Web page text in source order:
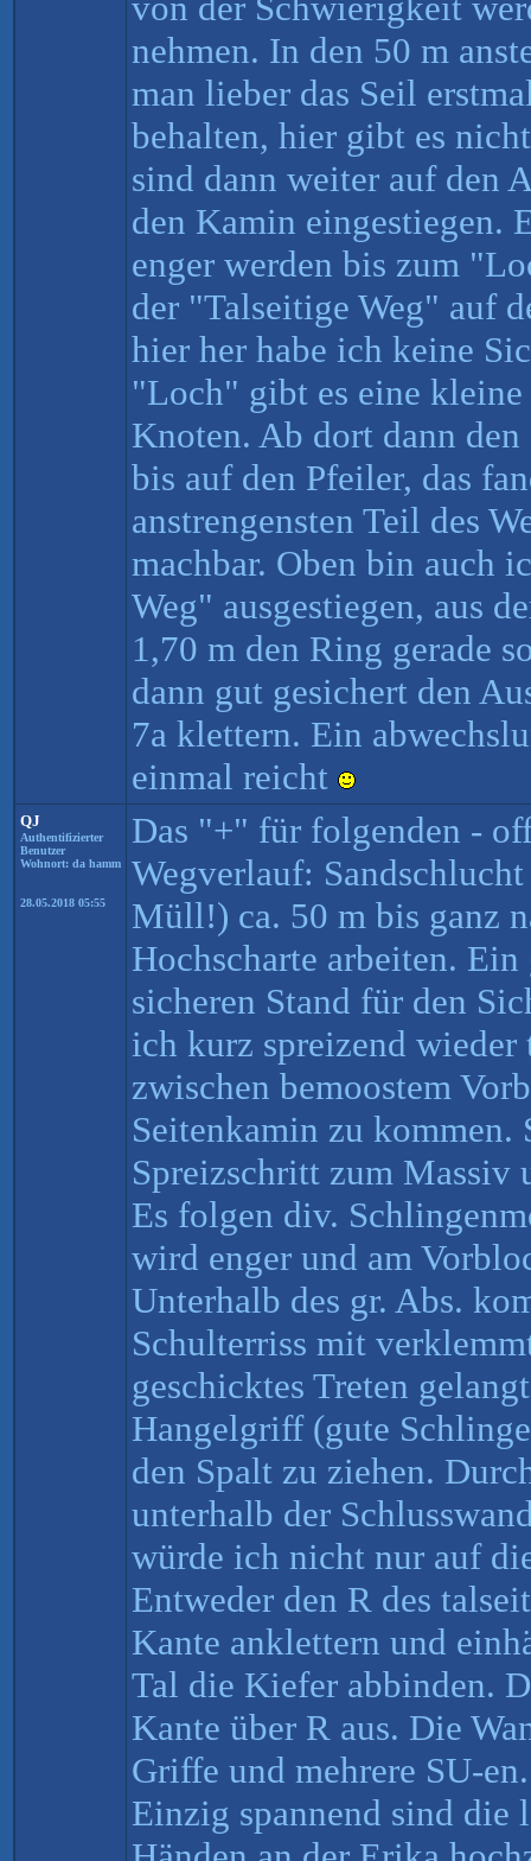
nehmen. In den 50 m
man lieber das Seil
behalten, hier gibt es
sind dann weiter auf den
den Kamin eingestiegen.
enger werden bis zum
der "Talseitige Weg" auf
hier her habe ich keine
"Loch" gibt es eine kleine
Knoten. Ab dort dann
bis auf den Pfeiler, das
anstrengensten Teil des
machbar. Oben bin auch
Weg" ausgestiegen, aus
1,70 m den Ring gerade
dann gut gesichert den
7a klettern. Ein
einmal reicht
QJ
Authentifizierter
Benutzer
Wohnort: da hamm
28.05.2018 05:55
Das "+" für folgenden -
Wegverlauf:
Müll!) ca. 50 m bis ganz
Hochscharte arbeiten.
sicheren Stand für den
ich kurz spreizend wieder
zwischen bemoostem
Seitenkamin zu kommen.
Spreizschritt zum Massiv
Es folgen div.
wird enger und am
Unterhalb des gr. Abs.
Schulterriss mit
geschicktes Treten
Hangelgriff (gute
den Spalt zu ziehen.
unterhalb der
würde ich nicht nur auf
Entweder den R des
Kante anklettern und
Tal die Kiefer abbinden.
Kante über R aus. Die
Griffe und mehrere SU-
Einzig spannend sind die